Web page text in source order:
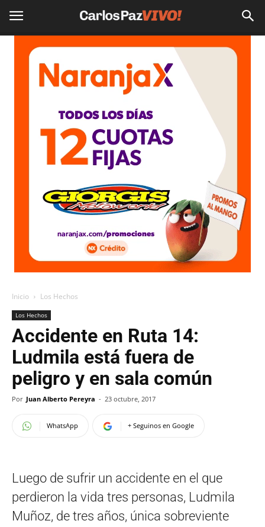
Inicio Los Hechos
Los Hechos
Accidente en Ruta 14:
Ludmila está fuera de
peligro y en sala común
Por Juan Alberto Pereyra - 23 octubre, 2017
WhatsApp + Seguinos en Google
Luego de sufrir un accidente en el que
perdieron la vida tres personas, Ludmila
Muñoz, de tres años, única sobreviente